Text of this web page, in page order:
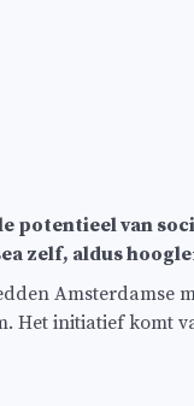
van
zelf, aldus
Het initiatief komt